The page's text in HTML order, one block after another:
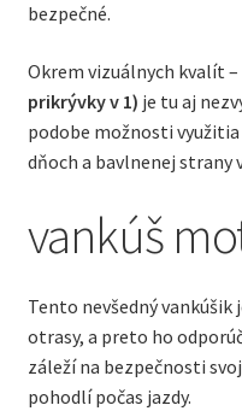
bezpečné.
Okrem vizuálnych kvalít –
prikrývky v 1) je tu aj
podobe možnosti
dňoch a bavlnenej strany
vankúš
Tento nevšedný
otrasy, a preto ho
záleží na bezpečnosti
pohodlí počas jazdy.